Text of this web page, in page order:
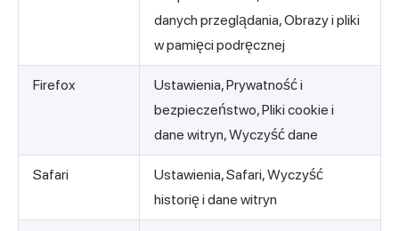
danych przeglądania, Obrazy i pliki
w pamięci podręcznej
Firefox
Ustawienia, Prywatność i
bezpieczeństwo, Pliki cookie i
dane witryn, Wyczyść dane
Safari
Ustawienia, Safari, Wyczyść
historię i dane witryn